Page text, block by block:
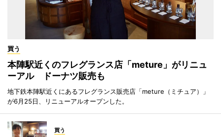
買う
本陣駅近くのフレグランス店「meture」がリニュ
ーアル ドーナツ販売も
地下鉄本陣駅近くにあるフレグランス販売店「meture（ミチュア）」
が6月25日、リニューアルオープンした。
買う